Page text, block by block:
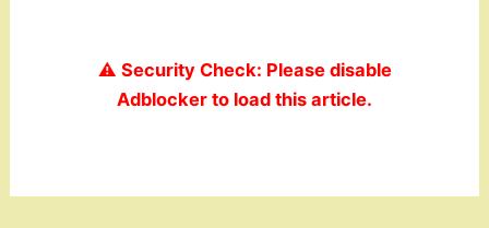
⚠️ Security Check: Please disable
Adblocker to load this article.